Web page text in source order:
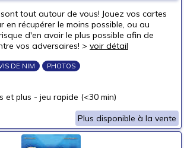
tout autour de vous! Jouez vos cartes
en récupérer le moins possible, ou au
d'en avoir le plus possible afin de
vos adversaires! > voir détail
DE NIM PHOTOS
et plus - jeu rapide (<30 min)
Plus disponible à la vente